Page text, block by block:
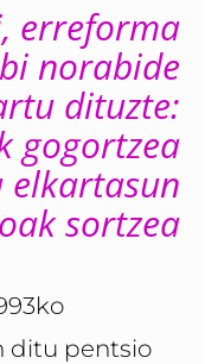
erreforma
norabide
dituzte:
gogortzea
elkartasun
sortzea
ditu pentsio